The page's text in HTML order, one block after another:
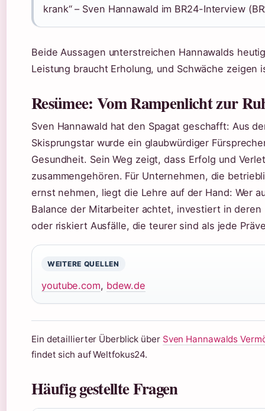
krank“ – Sven Hannawald im BR24-Interview
Beide Aussagen unterstreichen Hannawalds
Leistung braucht Erholung, und Schwäche zeigen
Resümee: Vom Rampenlicht zur
Sven Hannawald hat den Spagat geschafft: Aus
Skisprungstar wurde ein glaubwürdiger
Gesundheit. Sein Weg zeigt, dass Erfolg und
zusammengehören. Für Unternehmen, die
ernst nehmen, liegt die Lehre auf der Hand: Wer
Balance der Mitarbeiter achtet, investiert in deren
oder riskiert Ausfälle, die teurer sind als jede
WEITERE QUELLEN
youtube.com, bdew.de
Ein detaillierter Überblick über Sven Hannawalds
findet sich auf Weltfokus24.
Häufig gestellte Fragen